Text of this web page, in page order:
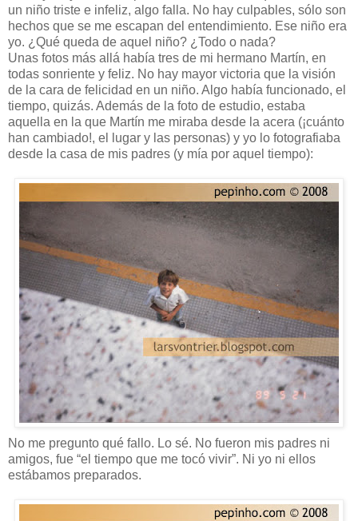
un niño triste e infeliz, algo falla. No hay culpables, sólo son
hechos que se me escapan del entendimiento. Ese niño era
yo. ¿Qué queda de aquel niño? ¿Todo o nada?
Unas fotos más allá había tres de mi hermano Martín, en
todas sonriente y feliz. No hay mayor victoria que la visión
de la cara de felicidad en un niño. Algo había funcionado, el
tiempo, quizás. Además de la foto de estudio, estaba
aquella en la que Martín me miraba desde la acera (¡cuánto
han cambiado!, el lugar y las personas) y yo lo fotografiaba
desde la casa de mis padres (y mía por aquel tiempo):
No me pregunto qué fallo. Lo sé. No fueron mis padres ni
amigos, fue “el tiempo que me tocó vivir”. Ni yo ni ellos
estábamos preparados.